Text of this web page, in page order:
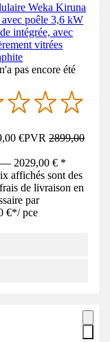
Weka Kiruna
poêle 3,6 kW
intégrée, avec
vitrées
pas encore été
€PVR2899,00
2029,00 € *
affichés sont des
de livraison en
par
€*/ pce